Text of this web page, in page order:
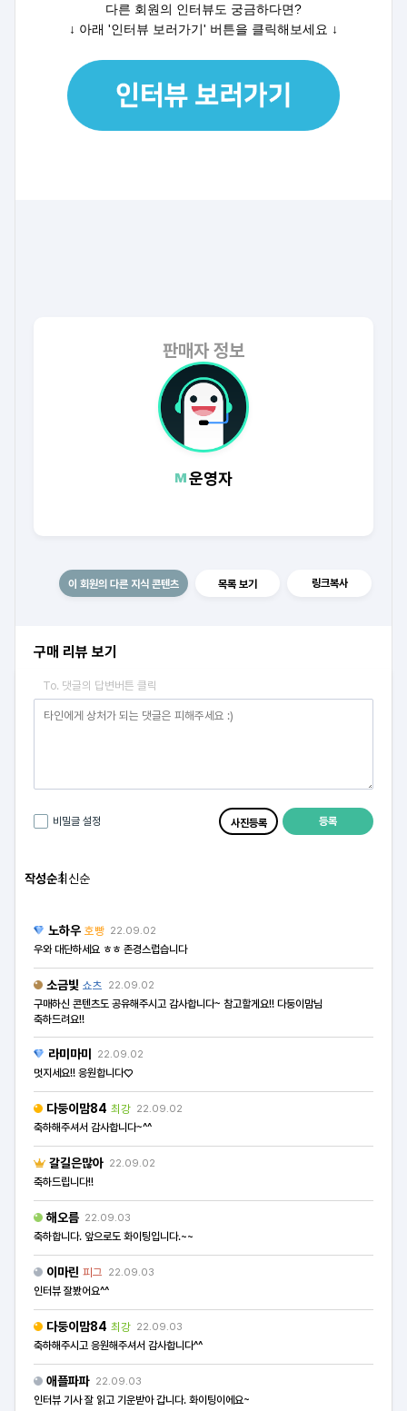
판매자 정보
운영자
다른 회원의 인터뷰도 궁금하다면?
↓ 아래 '인터뷰 보러가기' 버튼을 클릭해보세요 ↓
이 회원의 다른 지식 콘텐츠 목록 보기 링크복사
구매 리뷰 보기
To. 댓글의 답변버튼 클릭
비밀글 설정 사진등록 등록
작성순최신순
노하우 호빵 22.09.02
우와 대단하세요 ㅎㅎ 존경스럽습니다
소금빛 쇼츠 22.09.02
구매하신 콘텐츠도 공유해주시고 감사합니다~ 참고할게요!! 다둥이맘님
축하드려요!!
라미마미
22.09.02
멋지세요!! 응원합니다♡
다둥이맘84 최강 22.09.02
축하해주셔서 감사합니다~^^
갈길은많아 22.09.02
축하드립니다!!
해오름 22.09.03
축하합니다. 앞으로도 화이팅입니다.~~
이마린 피그 22.09.03
인터뷰 잘봤어요^^
다둥이맘84 최강 22.09.03
축하해주시고 응원해주셔서 감사합니다^^
애플파파 22.09.03
인터뷰 기사 잘 읽고 기운받아 갑니다. 화이팅이에요~